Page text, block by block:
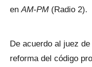
enAM-PM (Radio 2).
De acuerdo al juez
reforma del código